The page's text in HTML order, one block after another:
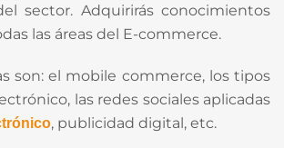
sector. Adquirirás conocimientos
las áreas del E-commerce.
son: el mobile commerce, los tipos
las redes sociales aplicadas
, publicidad digital, etc.